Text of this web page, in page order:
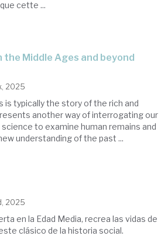
cette ...
the Middle Ages and beyond
2025
is typically the story of the rich and
another way of interrogating our
to examine human remains and
understanding of the past ...
2025
en la Edad Media, recrea las vidas de
clásico de la historia social.